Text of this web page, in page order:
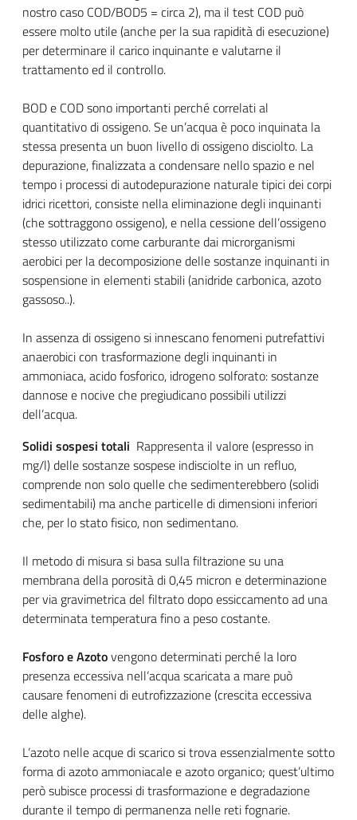
nostro caso COD/BOD5 = circa 2), ma il test COD può
essere molto utile (anche per la sua rapidità di esecuzione)
per determinare il carico inquinante e valutarne il
trattamento ed il controllo.
BOD e COD sono importanti perché correlati al
quantitativo di ossigeno. Se un’acqua è poco inquinata la
stessa presenta un buon livello di ossigeno disciolto. La
depurazione, finalizzata a condensare nello spazio e nel
tempo i processi di autodepurazione naturale tipici dei corpi
idrici ricettori, consiste nella eliminazione degli inquinanti
(che sottraggono ossigeno), e nella cessione dell’ossigeno
stesso utilizzato come carburante dai microrganismi
aerobici per la decomposizione delle sostanze inquinanti in
sospensione in elementi stabili (anidride carbonica, azoto
gassoso..).
In assenza di ossigeno si innescano fenomeni putrefattivi
anaerobici con trasformazione degli inquinanti in
ammoniaca, acido fosforico, idrogeno solforato: sostanze
dannose e nocive che pregiudicano possibili utilizzi
dell’acqua.
Solidi sospesi totali Rappresenta il valore (espresso in
mg/l) delle sostanze sospese indisciolte in un refluo,
comprende non solo quelle che sedimenterebbero (solidi
sedimentabili) ma anche particelle di dimensioni inferiori
che, per lo stato fisico, non sedimentano.
Il metodo di misura si basa sulla filtrazione su una
membrana della porosità di 0,45 micron e determinazione
per via gravimetrica del filtrato dopo essiccamento ad una
determinata temperatura fino a peso costante.
Fosforo e Azotovengono determinati perché la loro
presenza eccessiva nell’acqua scaricata a mare può
causare fenomeni di eutrofizzazione (crescita eccessiva
delle alghe).
L’azoto nelle acque di scarico si trova essenzialmente sotto
forma di azoto ammoniacale e azoto organico; quest’ultimo
però subisce processi di trasformazione e degradazione
durante il tempo di permanenza nelle reti fognarie.